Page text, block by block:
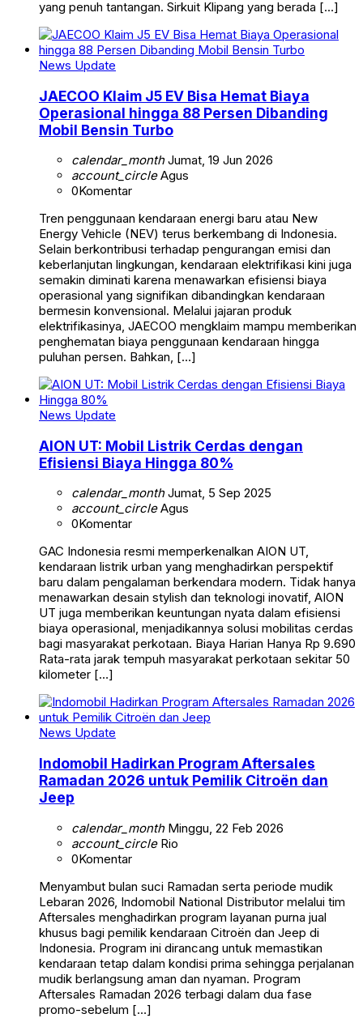
yang penuh tantangan. Sirkuit Klipang yang berada […]
News Update
JAECOO Klaim J5 EV Bisa Hemat Biaya
Operasional hingga 88 Persen Dibanding
Mobil Bensin Turbo
calendar_monthJumat, 19 Jun 2026
account_circleAgus
0Komentar
Tren penggunaan kendaraan energi baru atau New
Energy Vehicle (NEV) terus berkembang di Indonesia.
Selain berkontribusi terhadap pengurangan emisi dan
keberlanjutan lingkungan, kendaraan elektrifikasi kini juga
semakin diminati karena menawarkan efisiensi biaya
operasional yang signifikan dibandingkan kendaraan
bermesin konvensional. Melalui jajaran produk
elektrifikasinya, JAECOO mengklaim mampu memberikan
penghematan biaya penggunaan kendaraan hingga
puluhan persen. Bahkan, […]
News Update
AION UT: Mobil Listrik Cerdas dengan
Efisiensi Biaya Hingga 80%
calendar_monthJumat, 5 Sep 2025
account_circleAgus
0Komentar
GAC Indonesia resmi memperkenalkan AION UT,
kendaraan listrik urban yang menghadirkan perspektif
baru dalam pengalaman berkendara modern. Tidak hanya
menawarkan desain stylish dan teknologi inovatif, AION
UT juga memberikan keuntungan nyata dalam efisiensi
biaya operasional, menjadikannya solusi mobilitas cerdas
bagi masyarakat perkotaan. Biaya Harian Hanya Rp 9.690
Rata-rata jarak tempuh masyarakat perkotaan sekitar 50
kilometer […]
News Update
Indomobil Hadirkan Program Aftersales
Ramadan 2026 untuk Pemilik Citroën dan
Jeep
calendar_monthMinggu, 22 Feb 2026
account_circleRio
0Komentar
Menyambut bulan suci Ramadan serta periode mudik
Lebaran 2026, Indomobil National Distributor melalui tim
Aftersales menghadirkan program layanan purna jual
khusus bagi pemilik kendaraan Citroën dan Jeep di
Indonesia. Program ini dirancang untuk memastikan
kendaraan tetap dalam kondisi prima sehingga perjalanan
mudik berlangsung aman dan nyaman. Program
Aftersales Ramadan 2026 terbagi dalam dua fase
promo-sebelum […]